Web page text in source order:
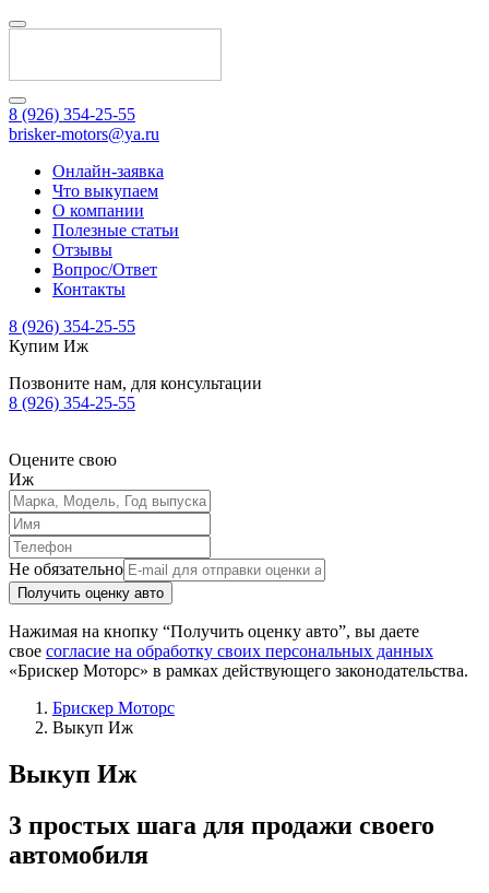
8 (926) 354-25-55
brisker-motors@ya.ru
Онлайн-заявка
Что выкупаем
О компании
Полезные статьи
Отзывы
Вопрос/Ответ
Контакты
8 (926) 354-25-55
Купим Иж
Позвоните нам, для консультации
8 (926) 354-25-55
Оцените свою
Иж
Не обязательно
Получить оценку авто
Нажимая на кнопку “Получить оценку авто”, вы даете
свое согласие на обработку своих персональных данных
«Брискер Моторс» в рамках действующего законодательства.
Брискер Моторс
Выкуп Иж
Выкуп Иж
3 простых шага для продажи своего
автомобиля